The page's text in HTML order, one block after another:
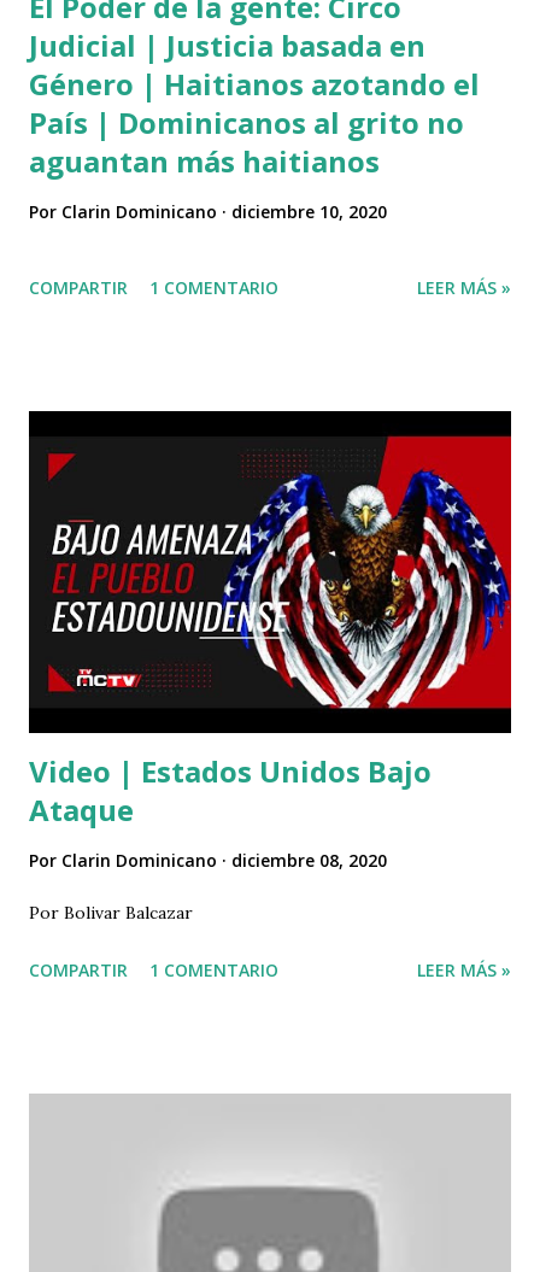
Judicial | Justicia basada en
Género | Haitianos azotando el
País | Dominicanos al grito no
aguantan más haitianos
Por Clarin Dominicano diciembre 10, 2020
COMPARTIR 1 COMENTARIO LEER MÁS »
Video | Estados Unidos Bajo
Ataque
Por Clarin Dominicano diciembre 08, 2020
Por Bolivar Balcazar
COMPARTIR 1 COMENTARIO LEER MÁS »